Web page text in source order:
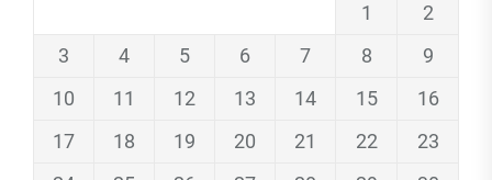
1
2
3
4 5 6 7 8
9
10
11 12 13 14 15
16
17
18 19 20 21 22
23